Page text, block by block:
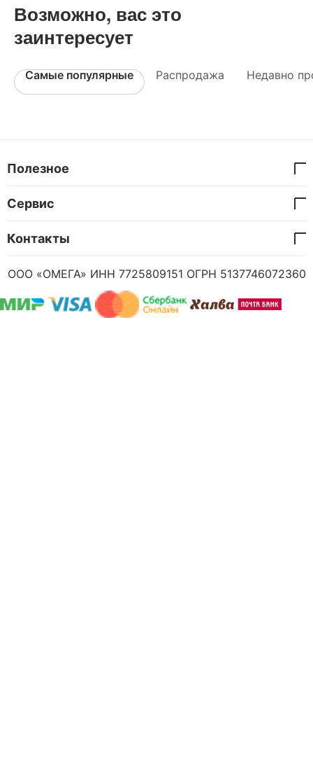
Возможно, вас это
заинтересует
Самые популярные Распродажа Недавно
Полезное
Сервис
Контакты
ООО «ОМЕГА» ИНН 7725809151 ОГРН 5137746072360